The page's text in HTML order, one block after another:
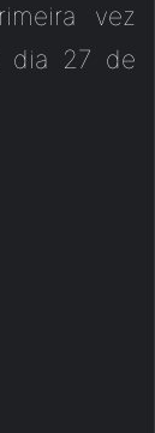
vez
dia 27 de